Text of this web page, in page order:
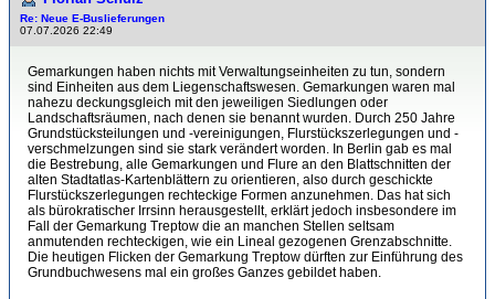
Re: Neue E-Buslieferungen
07.07.2026 22:49
Gemarkungen haben nichts mit Verwaltungseinheiten zu tun, sondern
sind Einheiten aus dem Liegenschaftswesen. Gemarkungen waren mal
nahezu deckungsgleich mit den jeweiligen Siedlungen oder
Landschaftsräumen, nach denen sie benannt wurden. Durch 250 Jahre
Grundstücksteilungen und -vereinigungen, Flurstückszerlegungen und -
verschmelzungen sind sie stark verändert worden. In Berlin gab es mal
die Bestrebung, alle Gemarkungen und Flure an den Blattschnitten der
alten Stadtatlas-Kartenblättern zu orientieren, also durch geschickte
Flurstückszerlegungen rechteckige Formen anzunehmen. Das hat sich
als bürokratischer Irrsinn herausgestellt, erklärt jedoch insbesondere im
Fall der Gemarkung Treptow die an manchen Stellen seltsam
anmutenden rechteckigen, wie ein Lineal gezogenen Grenzabschnitte.
Die heutigen Flicken der Gemarkung Treptow dürften zur Einführung des
Grundbuchwesens mal ein großes Ganzes gebildet haben.